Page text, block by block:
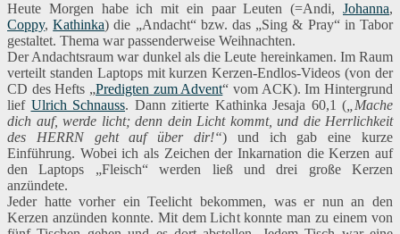
Heute Morgen habe ich mit ein paar Leuten (=Andi, Johanna,
Coppy,Kathinka) die „Andacht“ bzw. das „Sing & Pray“ in Tabor
gestaltet. Thema war passenderweise Weihnachten.
Der Andachtsraum war dunkel als die Leute hereinkamen. Im Raum
verteilt standen Laptops mit kurzen Kerzen-Endlos-Videos (von der
CD des Hefts „Predigten zum Advent“ vom ACK). Im Hintergrund
lief Ulrich Schnauss. Dann zitierte Kathinka Jesaja 60,1 ( Mache
dich auf, werde licht; denn dein Licht kommt, und die Herrlichkeit
des HERRN geht auf über dir!“) und ich gab eine kurze
Einführung. Wobei ich als Zeichen der Inkarnation die Kerzen auf
den Laptops „Fleisch“ werden ließ und drei große Kerzen
anzündete.
Jeder hatte vorher ein Teelicht bekommen, was er nun an den
Kerzen anzünden konnte. Mit dem Licht konnte man zu einem von